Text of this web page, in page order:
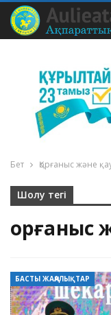
Бет Қорғаныс және
Шолу тегі
Қорғаныс
БАСТЫ ЖАҢАЛЫҚТАР